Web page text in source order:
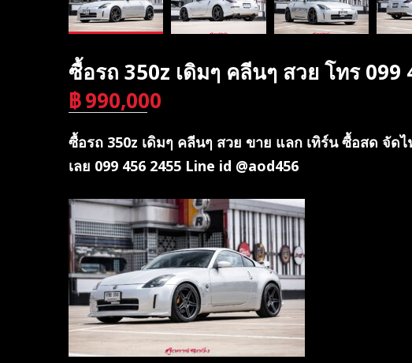
ซื้อรถ 350z เดิมๆ คลีนๆ สวย โทร 099
฿990,000
ซื้อรถ 350z เดิมๆ คลีนๆ สวย ขาย แลก เทิร์น ซื้อสด จั
เลย 099 456 2455 Line id @aod456